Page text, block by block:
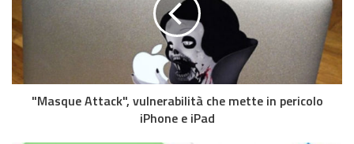
"Masque Attack", vulnerabilità che mette in pericolo
iPhone e iPad